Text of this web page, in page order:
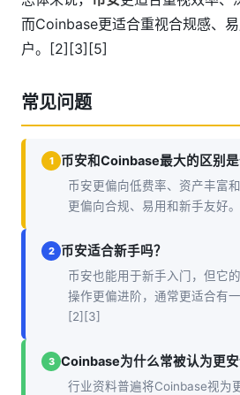
而Coinbase更适合重视合规感、
户。[2][3][5]
常见问题
1 币安和Coinbase最大的区别是
币安更偏向低费率、资产丰富
更偏向合规、易用和新手友好
2 币安适合新手吗？
币安也能用于新手入门，但它
操作更偏进阶，通常更适合有
[2][3]
3 Coinbase为什么常被认为更安
行业资料普遍将Coinbase视为